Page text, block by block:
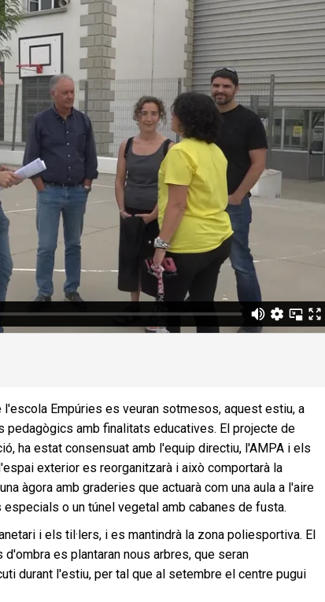
Empúries es veuran sotmesos, aquest estiu, a
pedagògics amb finalitats educatives. El projecte de
ha estat consensuat amb l'equip directiu, l'AMPA i els
exterior es reorganitzarà i això comportarà la
àgora amb graderies que actuarà com una aula a l'aire
o un túnel vegetal amb cabanes de fusta.
i els til·lers, i es mantindrà la zona poliesportiva. El
es plantaran nous arbres, que seran
durant l'estiu, per tal que al setembre el centre pugui